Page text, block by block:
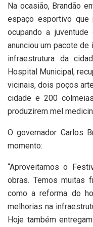
Na ocasião, Brandão
espaço esportivo
ocupando a
anunciou um pacote
infraestrutura da
Hospital Municipal,
vicinais, dois poços
cidade e 200
produzirem mel
O governador Carlos
momento:
“Aproveitamos o
obras. Temos muitas
como a reforma do
melhorias na
Hoje também